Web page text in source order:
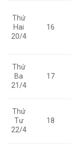
Thứ
Hai
20/4
16
Thứ
Ba
21/4
17
Thứ
Tư
22/4
18